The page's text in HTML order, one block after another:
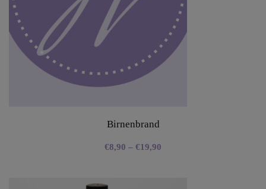
Birnenbrand
€8,90 – €19,90